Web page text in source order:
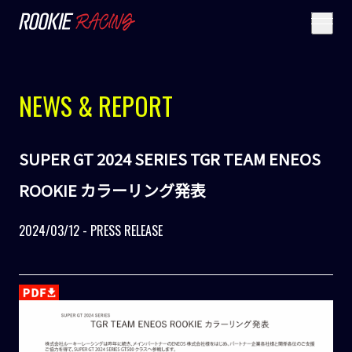
NEWS & REPORT
SUPER GT 2024 SERIES TGR TEAM ENEOS
ROOKIE カラーリング発表
2024/03/12 - PRESS RELEASE